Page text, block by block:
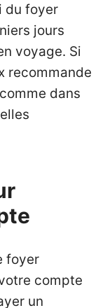
du foyer
jours
voyage. Si
recommande
dans
foyer
compte
un